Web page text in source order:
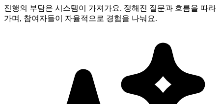
진행의 부담은 시스템이 가져가요. 정해진 질문과 흐름을 따라
가며, 참여자들이 자율적으로 경험을 나눠요.